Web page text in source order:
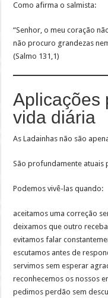
Como afirma o salmista:
“Senhor, o meu coração
não procuro grandezas
(Salmo 131,1)
Aplicações
vida diária
As Ladainhas não são
São profundamente atuais
Podemos vivê-las quando:
aceitamos uma correção
deixamos que outro
evitamos falar
escutamos antes de
servimos sem esperar
reconhecemos os nossos
pedimos perdão sem